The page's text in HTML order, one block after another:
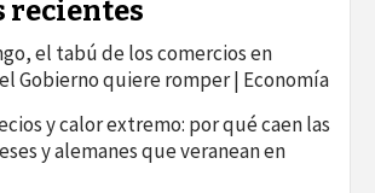
recientes
el tabú de los comercios en
Gobierno quiere romper | Economía
y calor extremo: por qué caen las
y alemanes que veranean en